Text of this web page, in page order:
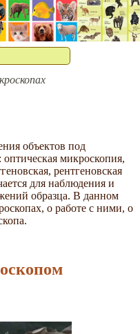
объектов под
микроскопия,
рентгеновская
для наблюдения и
образца. В данном
о работе с ними, о